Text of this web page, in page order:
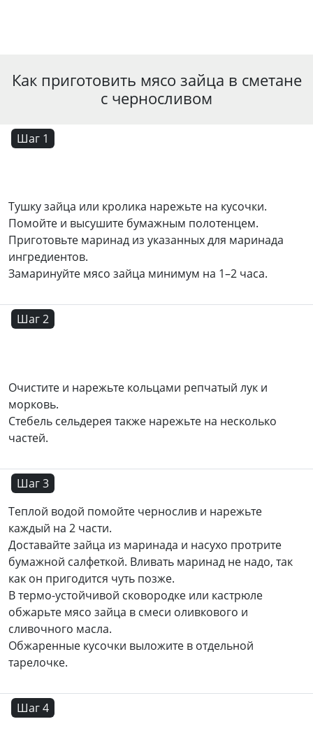
Как приготовить мясо зайца в сметане
с черносливом
Шаг 1
Тушку зайца или кролика нарежьте на кусочки.
Помойте и высушите бумажным полотенцем.
Приготовьте маринад из указанных для маринада
ингредиентов.
Замаринуйте мясо зайца минимум на 1–2 часа.
Шаг 2
Очистите и нарежьте кольцами репчатый лук и
морковь.
Стебель сельдерея также нарежьте на несколько
частей.
Шаг 3
Теплой водой помойте чернослив и нарежьте
каждый на 2 части.
Доставайте зайца из маринада и насухо протрите
бумажной салфеткой. Вливать маринад не надо, так
как он пригодится чуть позже.
В термо-устойчивой сковородке или кастрюле
обжарьте мясо зайца в смеси оливкового и
сливочного масла.
Обжаренные кусочки выложите в отдельной
тарелочке.
Шаг 4